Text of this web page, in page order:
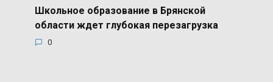
Школьное образование в Брянской
области ждет глубокая перезагрузка
0